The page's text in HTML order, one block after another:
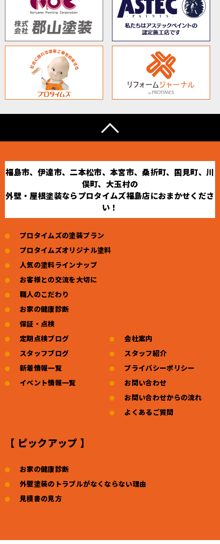
福島市、伊達市、二本松市、本宮市、桑折町、国見町、川
俣町、大玉村の
外壁・屋根塗装ならプロタイムズ福島店におまかせくださ
い！
プロタイムズの塗装プラン
プロタイムズオリジナル塗料
人気の塗料ラインナップ
お客様との交流を大切に
職人のこだわり
お家の健康診断
保証・点検
定期点検ブログ
スタッフブログ
新着情報一覧
イベント情報一覧
会社案内
スタッフ紹介
プライバシーポリシー
お問い合わせ
お問い合わせからの流れ
よくあるご質問
【 ピックアップ 】
お家の健康診断
外壁塗装のトラブルがなくならない理由
見積書の見方